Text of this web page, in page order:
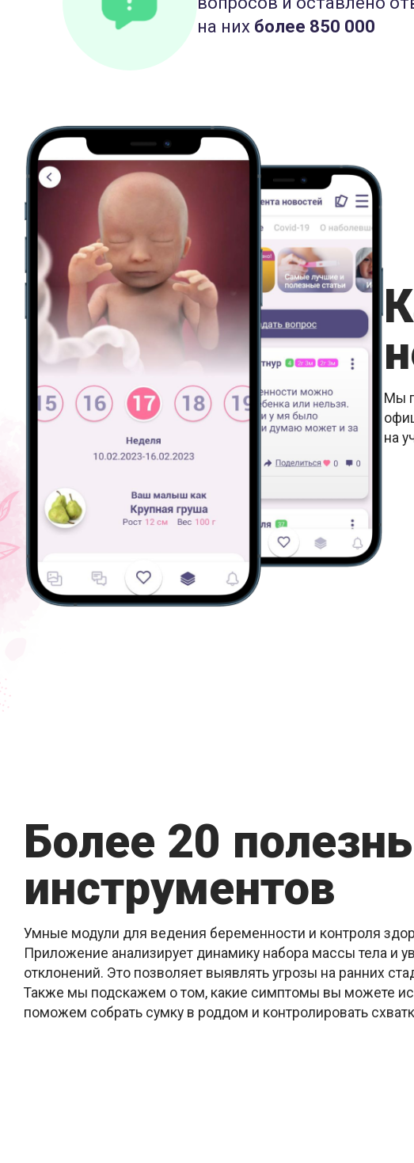
на них более 850 000
Мы
на
Более 20
инструментов
Умные модули для ведения беременности и контроля
Приложение анализирует динамику набора массы тела и
отклонений. Это позволяет выявлять угрозы на ранних
Также мы подскажем о том, какие симптомы вы можете
поможем собрать сумку в роддом и контролировать